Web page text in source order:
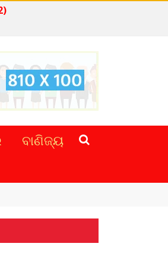
( ver.4.2)
ବାଣିଜ୍ୟ